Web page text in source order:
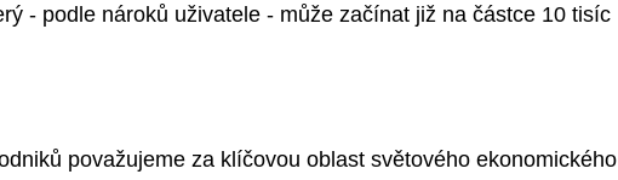
- podle nároků uživatele - může začínat již na částce 10 tisíc
považujeme za klíčovou oblast světového ekonomického